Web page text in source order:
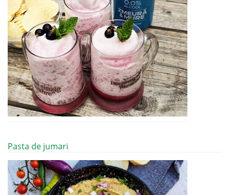
Pasta de jumari